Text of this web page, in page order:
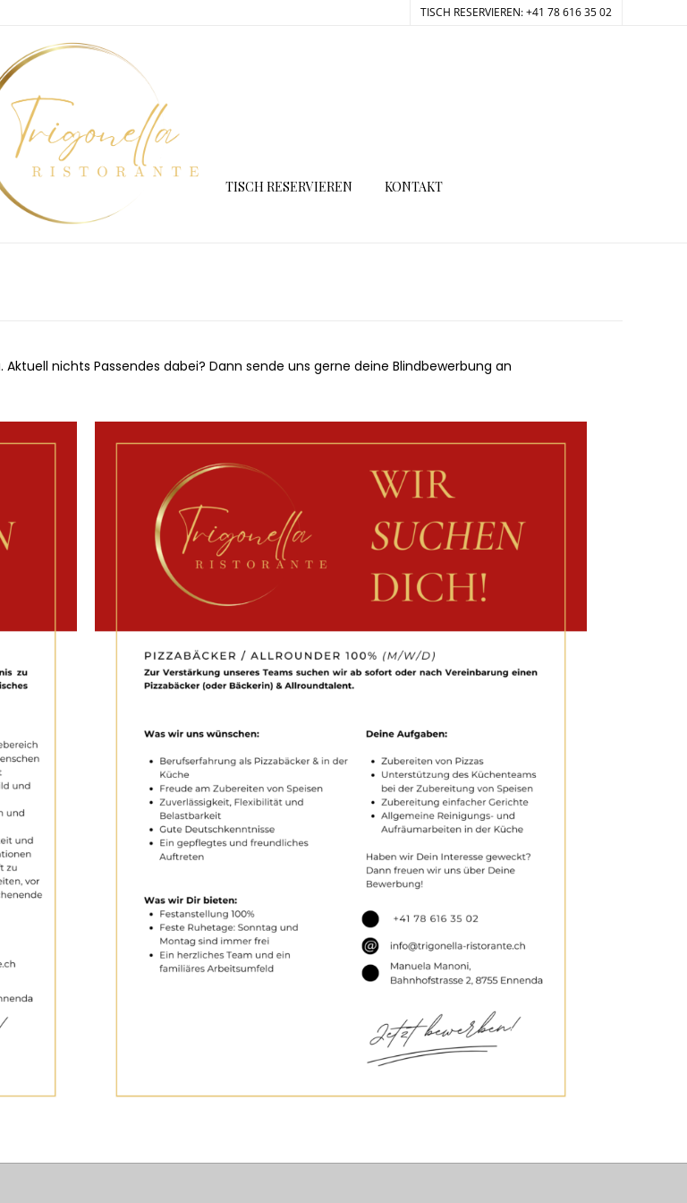
TISCH RESERVIEREN: +41 78 616 35 02
TISCH RESERVIEREN KONTAKT
nichts Passendes dabei? Dann sende uns gerne deine Blindbewerbung an